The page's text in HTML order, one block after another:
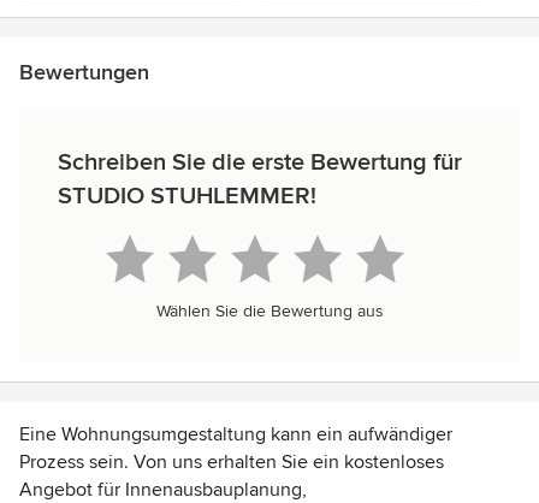
Bewertungen
Schreiben Sie die erste Bewertung für
STUDIO STUHLEMMER!
Wählen Sie die Bewertung aus
Eine Wohnungsumgestaltung kann ein aufwändiger
Prozess sein. Von uns erhalten Sie ein kostenloses
Angebot für Innenausbauplanung,